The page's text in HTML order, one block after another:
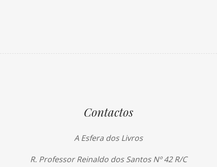
Contactos
A Esfera dos Livros
R. Professor Reinaldo dos Santos Nº 42 R/C